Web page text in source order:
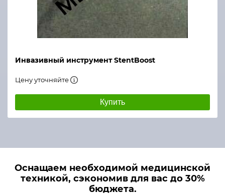
Инвазивный инструмент StentBoost
Цену уточняйте
Купить
Оснащаем необходимой медицинской
техникой, сэкономив для вас до 30%
бюджета.